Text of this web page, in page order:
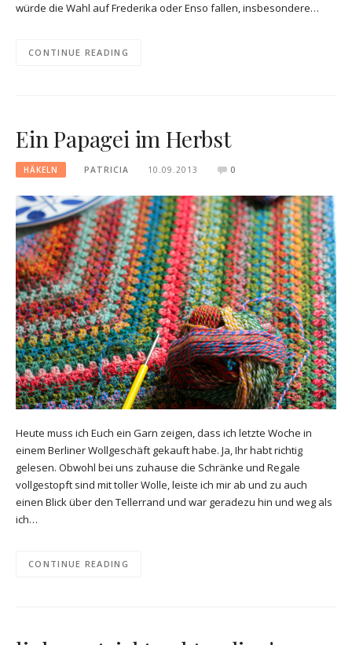
würde die Wahl auf Frederika oder Enso fallen, insbesondere…
CONTINUE READING
Ein Papagei im Herbst
HÄKELN PATRICIA 10.09.2013 0
Heute muss ich Euch ein Garn zeigen, dass ich letzte Woche in
einem Berliner Wollgeschäft gekauft habe. Ja, Ihr habt richtig
gelesen. Obwohl bei uns zuhause die Schränke und Regale
vollgestopft sind mit toller Wolle, leiste ich mir ab und zu auch
einen Blick über den Tellerrand und war geradezu hin und weg als
ich…
CONTINUE READING